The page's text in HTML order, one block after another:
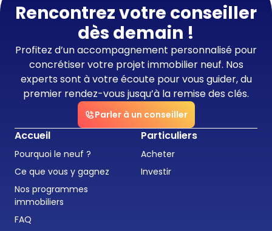
Rencontrez votre conseiller
dès demain !
Profitez d’un accompagnement personnalisé pour
concrétiser votre projet immobilier neuf. Nos
experts sont à votre écoute pour vous guider, du
premier rendez-vous jusqu’à la remise des clés.
Parler à un conseiller
Accueil
Pourquoi le neuf ?
Ce que vous y gagnez
Nos programmes
immobiliers
FAQ
Particuliers
Acheter
Investir